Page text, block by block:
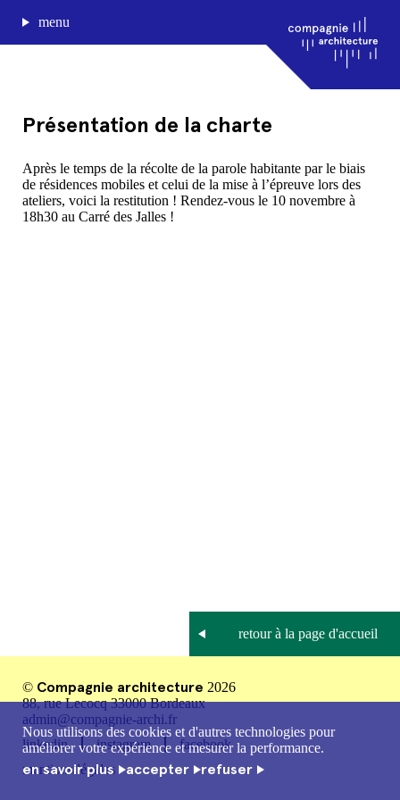
Nous utilisons des cookies et d'autres technologies pour
améliorer votre expérience et mesurer la performance.
en savoir plus accepter refuser
menu
journal de bord
projets
approche
agence
Présentation de la charte
Après le temps de la récolte de la parole habitante par le biais
de résidences mobiles et celui de la mise à l’épreuve lors des
ateliers, voici la restitution ! Rendez-vous le 10 novembre à
18h30 au Carré des Jalles !
© Compagnie architecture 2026
88, rue Lecocq 33000 Bordeaux
admin@compagnie-archi.fr
linkedin
instagram
facebook
mentions légales